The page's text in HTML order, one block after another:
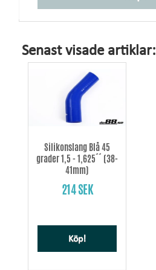
Senast visade artiklar:
Silikonslang Blå 45
grader 1,5 - 1,625´´ (38-
41mm)
214 SEK
Köp!